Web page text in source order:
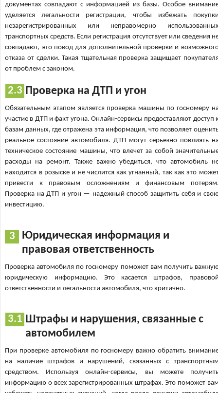
документах совпадают с информацией из базы. Особое
уделяется легальности регистрации, чтобы избежать
незарегистрированных или неправомерно
транспортных средств. Если регистрация отсутствует или сведения
совпадают, это повод для дополнительной проверки и
отказа от сделки. Такая тщательная проверка защищает
от проблем с законом.
Проверка на ДТП и угон
Обязательным этапом является проверка машины по госномеру
участие в ДТП и факт угона. Онлайн-сервисы предоставляют доступ
базам данных, где отражена эта информация, что позволяет
реальное состояние автомобиля. ДТП могут серьезно повлиять
техническое состояние машины, что влечет за собой
расходы на ремонт. Также важно убедиться, что автомобиль
находится в розыске и не числится как угнанный, так как это
привести к правовым осложнениям и финансовым
Проверка на ДТП и угон — надежный способ защитить себя и
инвестицию.
Юридическая информация и
правовая ответственность
Проверка автомобиля по госномеру поможет вам получить
юридическую информацию. Это касается штрафов,
ответственности и легальности автомобиля, что критично.
Штрафы и нарушения, связанные с
автомобилем
При проверке автомобиля по госномеру важно обратить
на наличие штрафов и нарушений, связанных с
средством. Используя онлайн-сервисы, вы можете
информацию о всех зарегистрированных штрафах. Это поможет